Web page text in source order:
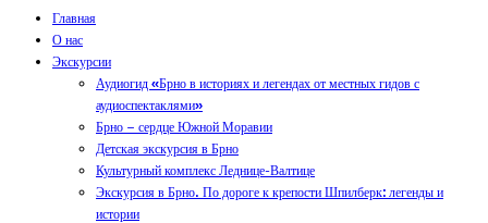
Главная
О нас
Экскурсии
Аудиогид «Брно в историях и легендах от местных гидов с
аудиоспектаклями»
Брно – сердце Южной Моравии
Детская экскурсия в Брно
Культурный комплекс Леднице-Валтице
Экскурсия в Брно. По дороге к крепости Шпилберк: легенды и
истории